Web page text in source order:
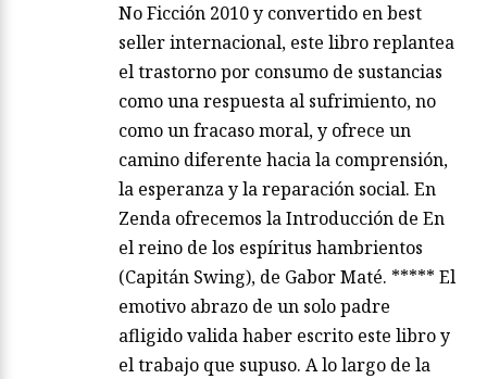
No Ficción 2010 y convertido en best
seller internacional, este libro replantea
el trastorno por consumo de sustancias
como una respuesta al sufrimiento, no
como un fracaso moral, y ofrece un
camino diferente hacia la comprensión,
la esperanza y la reparación social. En
Zenda ofrecemos la Introducción de En
el reino de los espíritus hambrientos
(Capitán Swing), de Gabor Maté. ***** El
emotivo abrazo de un solo padre
afligido valida haber escrito este libro y
el trabajo que supuso. A lo largo de la